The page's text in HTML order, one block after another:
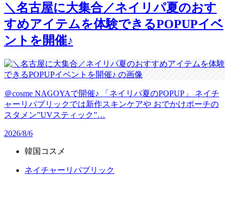
＼名古屋に大集合／ネイリパ夏のおす
すめアイテムを体験できるPOPUPイベ
ントを開催♪
＠cosme NAGOYAで開催♪ 「ネイリパ夏のPOPUP」 ネイチ
ャーリパブリックでは新作スキンケアや おでかけポーチの
スタメン”UVスティック”…
2026/8/6
韓国コスメ
ネイチャーリパブリック